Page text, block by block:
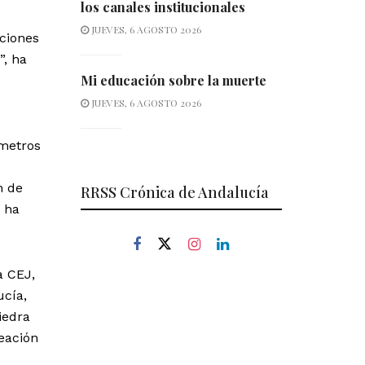
ha
de
ha
CEJ,
los canales institucionales
JUEVES, 6 AGOSTO 2026
Mi educación sobre la muerte
JUEVES, 6 AGOSTO 2026
RRSS Crónica de Andalucía